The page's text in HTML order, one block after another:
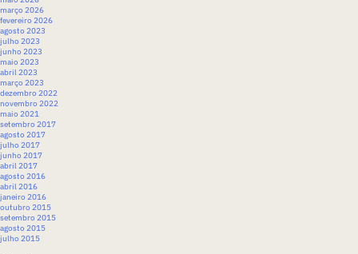
março 2026
fevereiro 2026
agosto 2023
julho 2023
junho 2023
maio 2023
abril 2023
março 2023
dezembro 2022
novembro 2022
maio 2021
setembro 2017
agosto 2017
julho 2017
junho 2017
abril 2017
agosto 2016
abril 2016
janeiro 2016
outubro 2015
setembro 2015
agosto 2015
julho 2015